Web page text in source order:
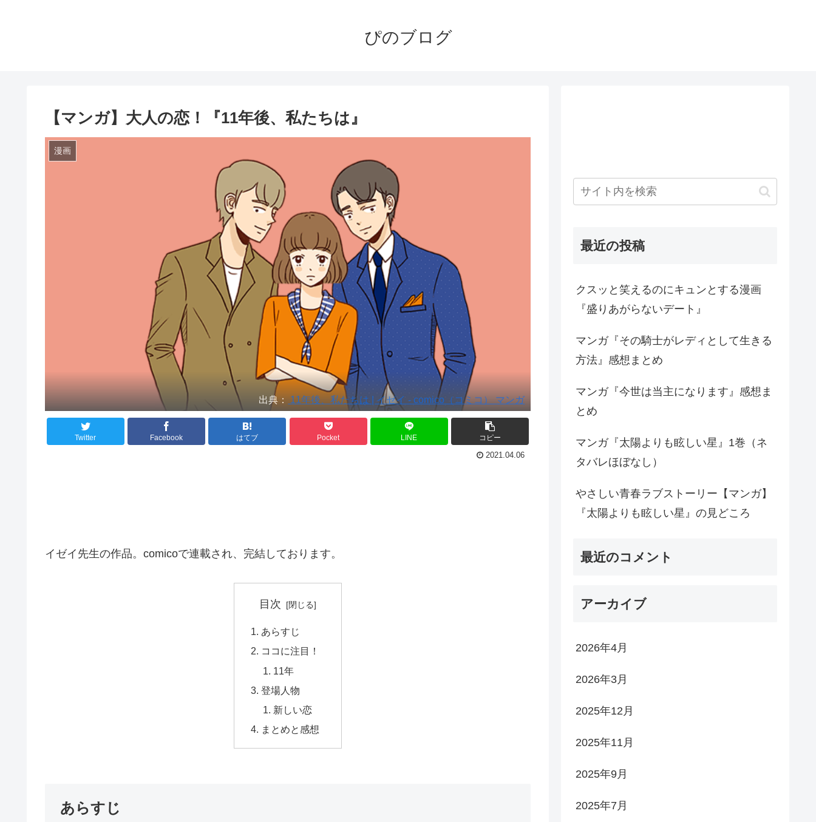
ぴのブログ
【マンガ】大人の恋！『11年後、私たちは』
漫画
出典： 11年後、私たちは | イゼイ - comico（コミコ） マンガ
Twitter Facebook はてブ Pocket LINE コピー
2021.04.06
イゼイ先生の作品。comicoで連載され、完結しております。
目次
あらすじ
ココに注目！
11年
登場人物
新しい恋
まとめと感想
あらすじ
最近の投稿
クスッと笑えるのにキュンとする漫画
『盛りあがらないデート』
マンガ『その騎士がレディとして生きる
方法』感想まとめ
マンガ『今世は当主になります』感想ま
とめ
マンガ『太陽よりも眩しい星』1巻（ネ
タバレほぼなし）
やさしい青春ラブストーリー【マンガ】
『太陽よりも眩しい星』の見どころ
最近のコメント
アーカイブ
2026年4月
2026年3月
2025年12月
2025年11月
2025年9月
2025年7月